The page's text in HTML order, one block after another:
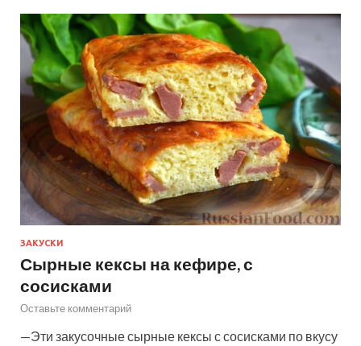
ЗАКУСКИ
Сырные кексы на кефире, с
сосисками
Оставьте комментарий
—Эти закусочные сырные кексы с сосисками по вкусу